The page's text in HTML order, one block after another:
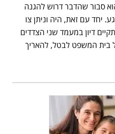
שהדבר דרוש להגנה
עם זאת, היה וניתן צו
דיון במעמד שני הצדדים
בית המשפט לבטל, להאריך